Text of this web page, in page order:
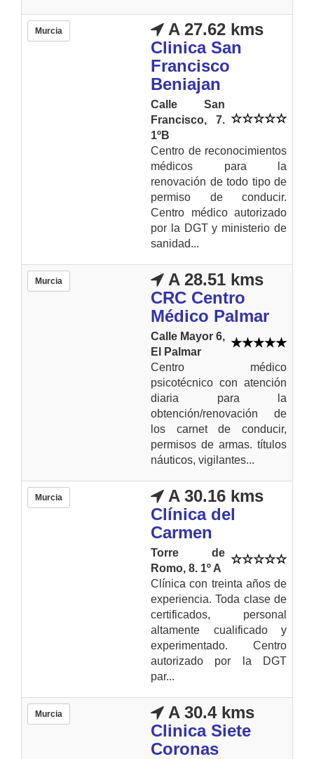
Murcia
A 27.62 kms
Clinica San
Francisco
Beniajan
Calle San
Francisco, 7.
1ºB
Centro de reconocimientos
médicos para la
renovación de todo tipo de
permiso de conducir.
Centro médico autorizado
por la DGT y ministerio de
sanidad...
Murcia
A 28.51 kms
CRC Centro
Médico Palmar
Calle Mayor 6,
El Palmar
Centro médico
psicotécnico con atención
diaria para la
obtención/renovación de
los carnet de conducir,
permisos de armas. títulos
náuticos, vigilantes...
Murcia
A 30.16 kms
Clínica del
Carmen
Torre de
Romo, 8. 1º A
Clínica con treinta años de
experiencia. Toda clase de
certificados, personal
altamente cualificado y
experimentado. Centro
autorizado por la DGT
par...
Murcia
A 30.4 kms
Clinica Siete
Coronas